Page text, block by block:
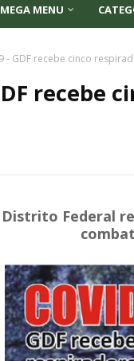
MEGA MENU
- GDF recebe cinco
Federal